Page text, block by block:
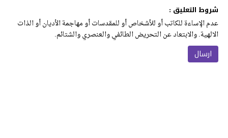
شروط التعليق :
عدم الإساءة للكاتب أو للأشخاص أو للمقدسات أو مهاجمة الأديان أو الذات
الالهية. والابتعاد عن التحريض الطائفي والعنصري والشتائم.